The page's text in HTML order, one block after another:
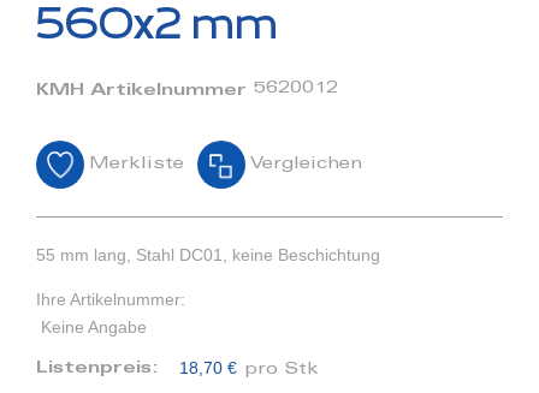
springen
560x2 mm
KMH Artikelnummer 5620012
Merkliste Vergleichen
55 mm lang, Stahl DC01, keine Beschichtung
Ihre Artikelnummer:
Keine Angabe
Listenpreis: 18,70 € pro Stk